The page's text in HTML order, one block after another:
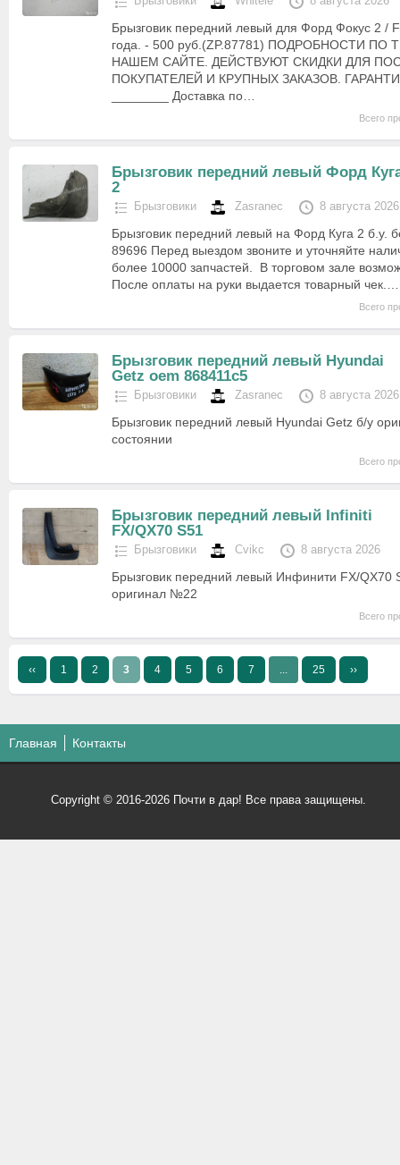
Брызговик передний левый для Форд Фокус 2 /
года. - 500 руб.(ZP.87781) ПОДРОБНОСТИ
НАШЕМ САЙТЕ. ДЕЙСТВУЮТ СКИДКИ ДЛЯ
ПОКУПАТЕЛЕЙ И КРУПНЫХ ЗАКАЗОВ.
________ Доставка по…
Всего
Брызговик передний левый Форд
2
Брызговики Zasranec 8 августа 2026
Брызговик передний левый на Форд Куга 2 б.у.
89696 Перед выездом звоните и уточняйте
более 10000 запчастей. В торговом зале
После оплаты на руки выдается товарный чек.…
Всего
Брызговик передний левый Hyundai
Getz oem 868411c5
Брызговики Zasranec 8 августа 2026
Брызговик передний левый Hyundai Getz б/у
состоянии
Всего
Брызговик передний левый Infiniti
FX/QX70 S51
Брызговики Cvikc 8 августа 2026
Брызговик передний левый Инфинити FX/QX70
оригинал №22
Всего
‹‹ 1 2 3 4 5 6 7 ... 25 ››
Главная Контакты
Copyright © 2016-2026 Почти в дар! Все права защищены.